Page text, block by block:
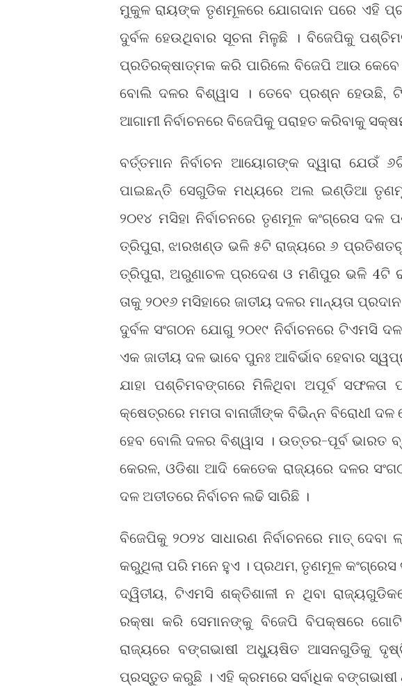
ମୁକୁଳ ରାୟଙ୍କ ତୃଣମୂଳରେ ଯୋଗଦାନ ପରେ ଏହି
ଦୁର୍ବଳ ହେଉଥିବାର ସୂଚନା ମିଳୁଛି । ବିଜେପିକୁ
ପ୍ରତିରକ୍ଷାତ୍ମକ କରି ପାରିଲେ ବିଜେପି ଆଉ
ବୋଲି ଦଳର ବିଶ୍ୱାସ । ତେବେ ପ୍ରଶ୍ନ ହେଉଛି,
ଆଗାମୀ ନିର୍ବାଚନରେ ବିଜେପିକୁ ପରାହତ କରିବାକୁ
ବର୍ତ୍ତମାନ ନିର୍ବାଚନ ଆୟୋଗଙ୍କ ଦ୍ୱାରା ଯେଉଁ
ପାଇଛନ୍ତି ସେଗୁଡିକ ମଧ୍ୟରେ ଅଲ ଇଣ୍ଡିଆ
୨୦୧୪ ମସିହା ନିର୍ବାଚନରେ ତୃଣମୂଳ କଂଗ୍ରେସ
ତ୍ରିପୁରା, ଝାରଖଣ୍ଡ ଭଳି ୫ଟି ରାଜ୍ୟରେ ୬
ତ୍ରିପୁରା, ଅରୁଣାଚଳ ପ୍ରଦେଶ ଓ ମଣିପୁର ଭଳି 4ଟି
ତାକୁ ୨୦୧୬ ମସିହାରେ ଜାତୀୟ ଦଳର ମାନ୍ୟତା
ଦୁର୍ବଳ ସଂଗଠନ ଯୋଗୁ ୨୦୧୯ ନିର୍ବାଚନରେ ଟିଏମସି
ଏକ ଜାତୀୟ ଦଳ ଭାବେ ପୁନଃ ଆବିର୍ଭାବ ହେବାର
ଯାହା ପଶ୍ଚିମବଙ୍ଗରେ ମିଳିଥିବା ଅପୂର୍ବ
କ୍ଷେତ୍ରରେ ମମତା ବାନାର୍ଜୀଙ୍କ ବିଭିନ୍ନ ବିରୋଧୀ
ହେବ ବୋଲି ଦଳର ବିଶ୍ୱାସ । ଉତ୍ତର-ପୂର୍ବ ଭାରତ
କେରଳ, ଓଡିଶା ଆଦି କେତେକ ରାଜ୍ୟରେ ଦଳର
ଦଳ ଅତୀତରେ ନିର୍ବାଚନ ଲଢି ସାରିଛି ।
ବିଜେପିକୁ ୨୦୨୪ ସାଧାରଣ ନିର୍ବାଚନରେ ମାତ୍ ଦେବା
କରୁଥିଲା ପରି ମନେ ହୁଏ । ପ୍ରଥମ, ତୃଣମୂଳ
ଦ୍ୱିତୀୟ, ଟିଏମସି ଶକ୍ତିଶାଳୀ ନ ଥିବା
ରକ୍ଷା କରି ସେମାନଙ୍କୁ ବିଜେପି ବିପକ୍ଷରେ
ରାଜ୍ୟରେ ବଙ୍ଗଭାଷୀ ଅଧ୍ୟୁଷିତ ଆସନଗୁଡିକୁ
ପ୍ରସ୍ତୁତ କରୁଛି । ଏହି କ୍ରମରେ ସର୍ବାଧିକ